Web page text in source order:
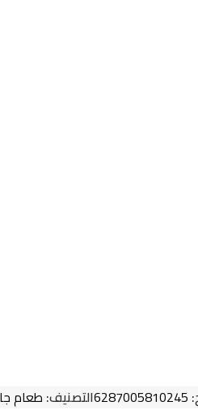
6287005810245التصنيف:طعام